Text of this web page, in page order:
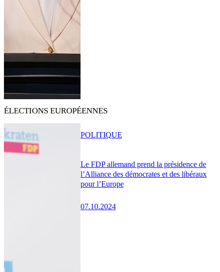
ÉLECTIONS EUROPÉENNES
Le FDP allemand prend la présidence de
l’Alliance des démocrates et des libéraux
pour l’Europe
07.10.2024
POLITIQUE